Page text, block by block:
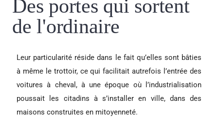
Des portes qui sortent
de l'ordinaire
Leur particularité réside dans le fait qu’elles sont bâties
à même le trottoir, ce qui facilitait autrefois l’entrée des
voitures à cheval, à une époque où l’industrialisation
poussait les citadins à s’installer en ville, dans des
maisons construites en mitoyenneté.